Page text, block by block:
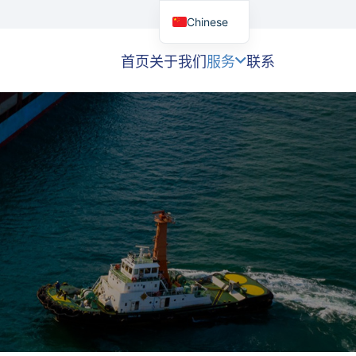
首页关于我们服务 联系
Chinese